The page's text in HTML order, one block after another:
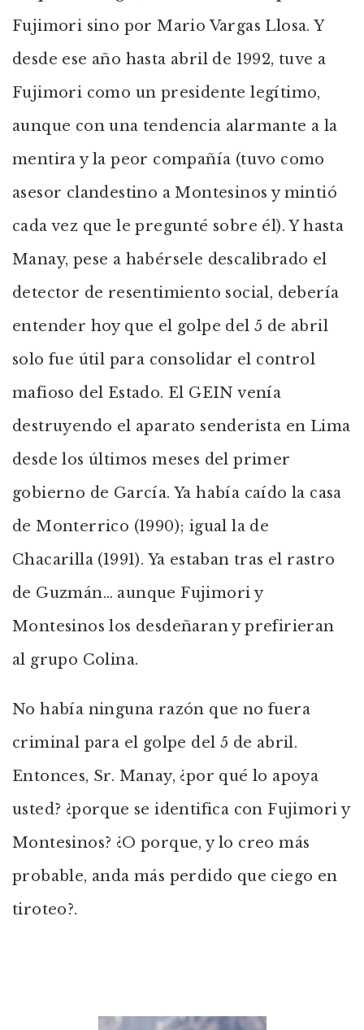
Fujimori sino por Mario Vargas Llosa. Y
desde ese año hasta abril de 1992, tuve a
Fujimori como un presidente legítimo,
aunque con una tendencia alarmante a la
mentira y la peor compañía (tuvo como
asesor clandestino a Montesinos y mintió
cada vez que le pregunté sobre él). Y hasta
Manay, pese a habérsele descalibrado el
detector de resentimiento social, debería
entender hoy que el golpe del 5 de abril
solo fue útil para consolidar el control
mafioso del Estado. El GEIN venía
destruyendo el aparato senderista en Lima
desde los últimos meses del primer
gobierno de García. Ya había caído la casa
de Monterrico (1990); igual la de
Chacarilla (1991). Ya estaban tras el rastro
de Guzmán… aunque Fujimori y
Montesinos los desdeñaran y prefirieran
al grupo Colina.
No había ninguna razón que no fuera
criminal para el golpe del 5 de abril.
Entonces, Sr. Manay, ¿por qué lo apoya
usted? ¿porque se identifica con Fujimori y
Montesinos? ¿O porque, y lo creo más
probable, anda más perdido que ciego en
tiroteo?.